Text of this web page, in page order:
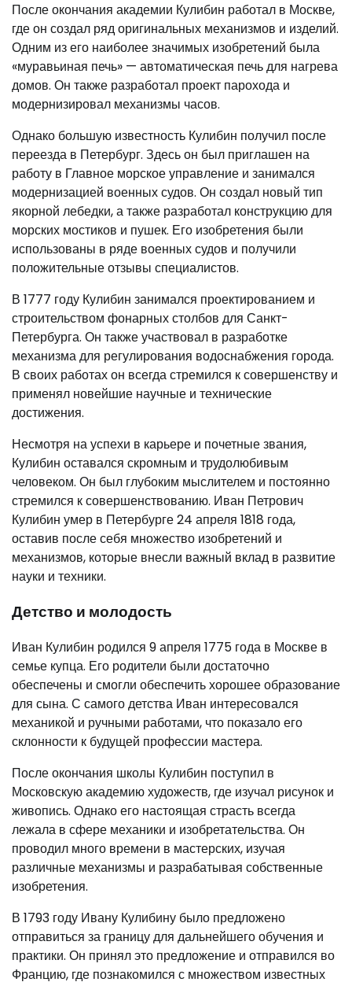
После окончания академии Кулибин работал в Москве,
где он создал ряд оригинальных механизмов и изделий.
Одним из его наиболее значимых изобретений была
«муравьиная печь» — автоматическая печь для нагрева
домов. Он также разработал проект парохода и
модернизировал механизмы часов.
Однако большую известность Кулибин получил после
переезда в Петербург. Здесь он был приглашен на
работу в Главное морское управление и занимался
модернизацией военных судов. Он создал новый тип
якорной лебедки, а также разработал конструкцию для
морских мостиков и пушек. Его изобретения были
использованы в ряде военных судов и получили
положительные отзывы специалистов.
В 1777 году Кулибин занимался проектированием и
строительством фонарных столбов для Санкт-
Петербурга. Он также участвовал в разработке
механизма для регулирования водоснабжения города.
В своих работах он всегда стремился к совершенству и
применял новейшие научные и технические
достижения.
Несмотря на успехи в карьере и почетные звания,
Кулибин оставался скромным и трудолюбивым
человеком. Он был глубоким мыслителем и постоянно
стремился к совершенствованию. Иван Петрович
Кулибин умер в Петербурге 24 апреля 1818 года,
оставив после себя множество изобретений и
механизмов, которые внесли важный вклад в развитие
науки и техники.
Детство и молодость
Иван Кулибин родился 9 апреля 1775 года в Москве в
семье купца. Его родители были достаточно
обеспечены и смогли обеспечить хорошее образование
для сына. С самого детства Иван интересовался
механикой и ручными работами, что показало его
склонности к будущей профессии мастера.
После окончания школы Кулибин поступил в
Московскую академию художеств, где изучал рисунок и
живопись. Однако его настоящая страсть всегда
лежала в сфере механики и изобретательства. Он
проводил много времени в мастерских, изучая
различные механизмы и разрабатывая собственные
изобретения.
В 1793 году Ивану Кулибину было предложено
отправиться за границу для дальнейшего обучения и
практики. Он принял это предложение и отправился во
Францию, где познакомился с множеством известных